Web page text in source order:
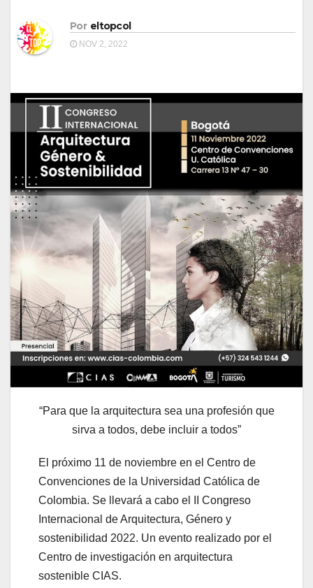
Por eltopcol
NOV 2, 2022
“Para que la arquitectura sea una profesión que
sirva a todos, debe incluir a todos”
El próximo 11 de noviembre en el Centro de
Convenciones de la Universidad Católica de
Colombia. Se llevará a cabo el II Congreso
Internacional de Arquitectura, Género y
sostenibilidad 2022. Un evento realizado por el
Centro de investigación en arquitectura
sostenible CIAS.